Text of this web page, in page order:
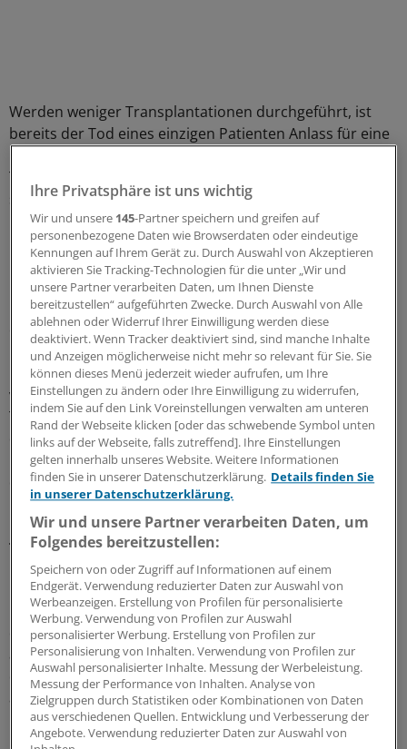
Werden weniger Transplantationen durchgeführt, ist
bereits der Tod eines einzigen Patienten Anlass für eine
Transplantation eines Herzens und in Zeiten einer
sinkenden Zahl von Spenderorganen sieht sich das
Universitätsklinikum Frankfurt deshalb nicht mehr in der
Lage, diese Quote zu erfüllen.
Im Zeitraum von 2010 bis 2013 habe das
Universitätsklinikum fünf Spenderherzen transplantiert,
erklärte Graf am Freitag bei einer Pressekonferenz in
Frankfurt. Alle fünf dieser Patienten hätten das
Krankenhaus lebend verlassen. In den beiden
vergangenen Jahren starben von vier
Transplantationspatienten jedoch drei. Um die Quote
des GBA einzuhalten, hätte also nicht ein einziger
Patient sterben dürfen. Durch die geringen Fallzahlen ist
die einzuhaltende Sterblichkeitsquote also sehr eng.
Gute Ergebnisse bei anderen
Transplantationen
Graf hält diese Vorgabe zwar für realistisch und die
Uniklinik unterstütze das Vorgehen des GBA "im Sinne
der Qualitätsverbesserung und Patientensicherheit
ausdrücklich". Beispielsweise seien die Überlebensraten
der Patienten mit Leber- und Nierentransplantationen
am Universitätsklinikum Frankfurt sehr gut und deutlich
besser als vom GBA gefordert.
Ihre Privatsphäre ist uns wichtig
Wir und unsere 145-Partner speichern und greifen auf
personenbezogene Daten wie Browserdaten oder eindeutige
Kennungen auf Ihrem Gerät zu. Durch Auswahl von Akzeptieren
aktivieren Sie Tracking-Technologien für die unter „Wir und
unsere Partner verarbeiten Daten, um Ihnen Dienste
bereitzustellen“ aufgeführten Zwecke. Durch Auswahl von Alle
ablehnen oder Widerruf Ihrer Einwilligung werden diese
deaktiviert. Wenn Tracker deaktiviert sind, sind manche Inhalte
und Anzeigen möglicherweise nicht mehr so relevant für Sie. Sie
können dieses Menü jederzeit wieder aufrufen, um Ihre
Einstellungen zu ändern oder Ihre Einwilligung zu widerrufen,
indem Sie auf den Link Voreinstellungen verwalten am unteren
Rand der Webseite klicken [oder das schwebende Symbol unten
links auf der Webseite, falls zutreffend]. Ihre Einstellungen
gelten innerhalb unseres Website. Weitere Informationen
finden Sie in unserer Datenschutzerklärung. Details finden Sie
in unserer Datenschutzerklärung.
Wir und unsere Partner verarbeiten Daten, um
Folgendes bereitzustellen:
Speichern von oder Zugriff auf Informationen auf einem
Endgerät. Verwendung reduzierter Daten zur Auswahl von
Werbeanzeigen. Erstellung von Profilen für personalisierte
Werbung. Verwendung von Profilen zur Auswahl
personalisierter Werbung. Erstellung von Profilen zur
Personalisierung von Inhalten. Verwendung von Profilen zur
Auswahl personalisierter Inhalte. Messung der Werbeleistung.
Messung der Performance von Inhalten. Analyse von
Zielgruppen durch Statistiken oder Kombinationen von Daten
aus verschiedenen Quellen. Entwicklung und Verbesserung der
Angebote. Verwendung reduzierter Daten zur Auswahl von